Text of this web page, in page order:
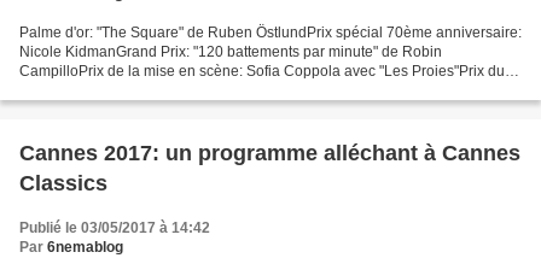
Palme d'or: "The Square" de Ruben ÖstlundPrix spécial 70ème anniversaire:
Nicole KidmanGrand Prix: "120 battements par minute" de Robin
CampilloPrix de la mise en scène: Sofia Coppola avec "Les Proies"Prix du
Cannes 2017: un programme alléchant à Cannes
Classics
Publié le 03/05/2017 à 14:42
Par 6nemablog